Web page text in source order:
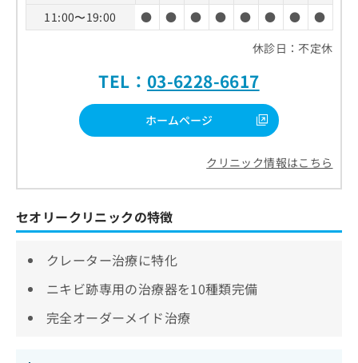
11:00〜19:00
● ● ● ● ● ● ●
●
休診日：不定休
TEL： 03-6228-6617
ホームページ
クリニック情報はこちら
セオリークリニックの特徴
クレーター治療に特化
ニキビ跡専用の治療器を10種類完備
完全オーダーメイド治療